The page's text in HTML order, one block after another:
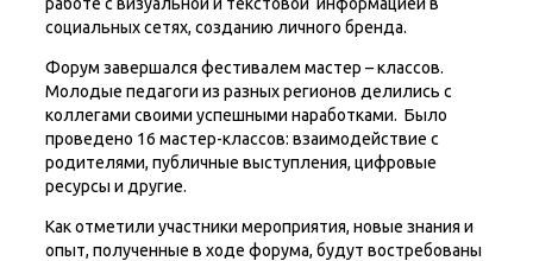
социальных сетях, созданию личного бренда.
Форум завершался фестивалем мастер – классов.
Молодые педагоги из разных регионов делились с
коллегами своими успешными наработками. Было
проведено 16 мастер-классов: взаимодействие с
родителями, публичные выступления, цифровые
ресурсы и другие.
Как отметили участники мероприятия, новые знания и
опыт, полученные в ходе форума, будут востребованы